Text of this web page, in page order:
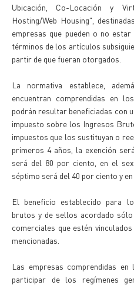
Ubicación, Co-Locación y
Hosting/Web Housing",
empresas que pueden o no
términos de los artículos
partir de que fueran otorgados.
La normativa establece,
encuentran comprendidas en
podrán resultar beneficiadas con
impuesto sobre los Ingresos
impuestos que los sustituyan o
primeros 4 años, la exención
será del 80 por ciento, en el
séptimo será del 40 por ciento y
El beneficio establecido para
brutos y de sellos acordado
comerciales que estén
mencionadas.
Las empresas comprendidas
participar de los regímenes